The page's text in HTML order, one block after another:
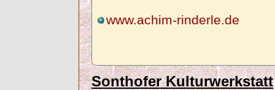
www.achim-rinderle.de
Sonthofer Kulturwerkstatt